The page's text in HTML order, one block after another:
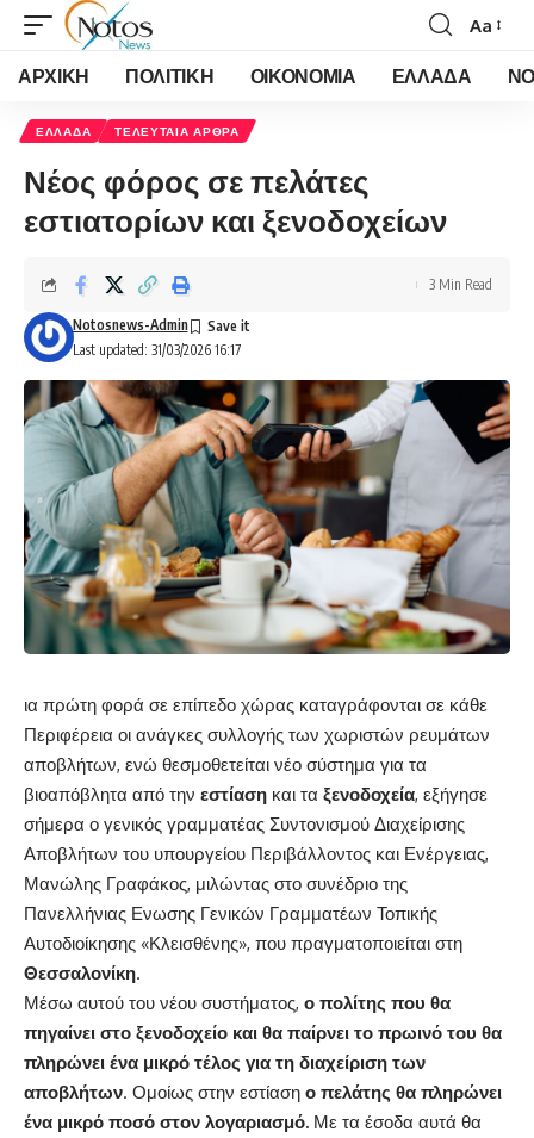
Font
Resizer
Aa
ΑΡΧΙΚΗ ΠΟΛΙΤΙΚΗ ΟΙΚΟΝΟΜΙΑ ΕΛΛΑΔΑ
ΕΛΛΑΔΑ ΤΕΛΕΥΤΑΙΑ ΑΡΘΡΑ
Νέος φόρος σε πελάτες
εστιατορίων και ξενοδοχείων
Last updated: 31/03/2026 16:17
Notosnews-Admin
3 Min Read
ια πρώτη φορά σε επίπεδο χώρας καταγράφονται σε κάθε
Περιφέρεια οι ανάγκες συλλογής των χωριστών ρευμάτων
αποβλήτων, ενώ θεσμοθετείται νέο σύστημα για τα
βιοαπόβλητα από την εστίαση και τα ξενοδοχεία, εξήγησε
σήμερα ο γενικός γραμματέας Συντονισμού Διαχείρισης
Αποβλήτων του υπουργείου Περιβάλλοντος και Ενέργειας,
Μανώλης Γραφάκος, μιλώντας στο συνέδριο της
Πανελλήνιας Ενωσης Γενικών Γραμματέων Τοπικής
Αυτοδιοίκησης «Κλεισθένης», που πραγματοποιείται στη
Θεσσαλονίκη.
Μέσω αυτού του νέου συστήματος, ο πολίτης που θα
πηγαίνει στο ξενοδοχείο και θα παίρνει το πρωινό του θα
πληρώνει ένα μικρό τέλος για τη διαχείριση των
αποβλήτων. Ομοίως στην εστίαση ο πελάτης θα πληρώνει
ένα μικρό ποσό στον λογαριασμό. Με τα έσοδα αυτά θα